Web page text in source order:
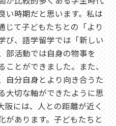
い時期だと思います。私は
じて子どもたちとの「より
び、語学留学では「新しい
部活動では自身の物事を
ことができました。また、
自分自身とより向き合うた
大切な軸ができたように思
阪には、人との距離が近く
があります。子どもたちと